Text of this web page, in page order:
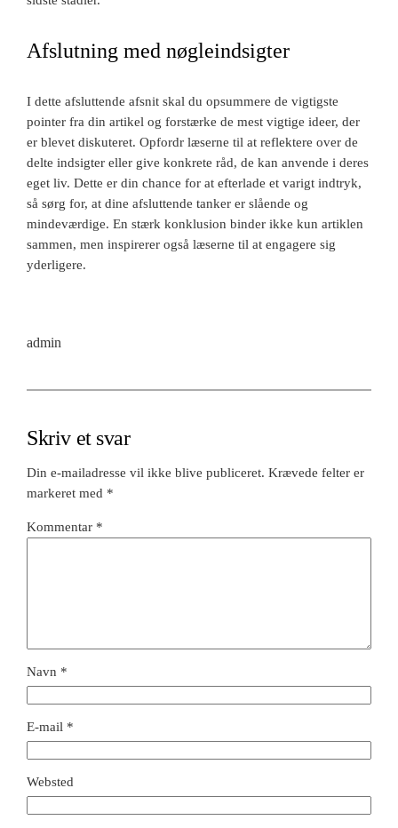
Afslutning med nøgleindsigter
I dette afsluttende afsnit skal du opsummere de vigtigste
pointer fra din artikel og forstærke de mest vigtige ideer, der
er blevet diskuteret. Opfordr læserne til at reflektere over de
delte indsigter eller give konkrete råd, de kan anvende i deres
eget liv. Dette er din chance for at efterlade et varigt indtryk,
så sørg for, at dine afsluttende tanker er slående og
mindeværdige. En stærk konklusion binder ikke kun artiklen
sammen, men inspirerer også læserne til at engagere sig
yderligere.
admin
Skriv et svar
Din e-mailadresse vil ikke blive publiceret. Krævede felter er
markeret med *
Kommentar *
Navn *
E-mail *
Websted